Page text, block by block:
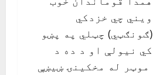
ويني چي خزدکي
(ګونګټي) چټلي په پښو
کي نيولې او د ده د
موټر له مخکينۍ ښيښې